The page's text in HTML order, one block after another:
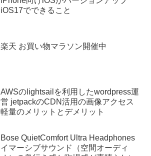
iOS17でできること
楽天 お買い物マラソン開催中
AWSのlightsailを利用したwordpress運
営 jetpackのCDN活用の画像アクセス
軽量のメリットとデメリット
Bose QuietComfort Ultra Headphones
イマーシブサウンド（空間オーディ